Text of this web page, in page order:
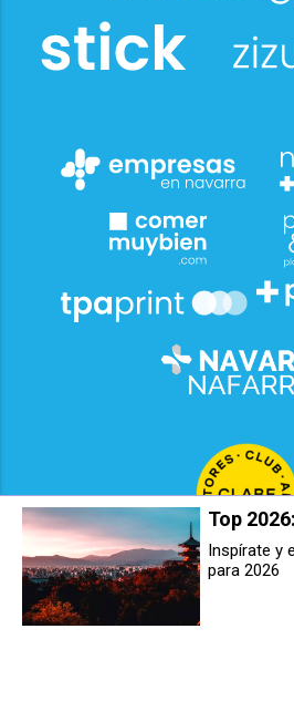
Más de 40 deportistas
participaron en la IV edición del
Premio Berriozar Herria Sarian
Top
Inspírate y
para 2026